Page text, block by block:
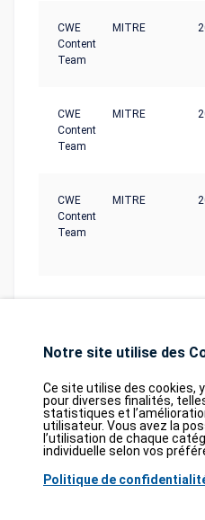
CWE
Content
Team
MITRE
CWE
Content
Team
MITRE
CWE
Content
Team
MITRE
tesweb SA
Database
Partners
GDPR Contact
Notre site utilise des
Ce site utilise des cookies,
pour diverses finalités,
statistiques et
utilisateur. Vous avez la
l’utilisation de chaque
individuelle selon vos
Politique de